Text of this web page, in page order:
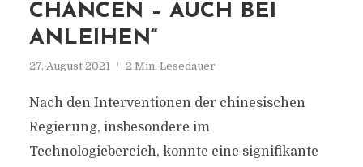
CHANCEN – AUCH BEI
ANLEIHEN“
27. August 2021 2 Min. Lesedauer
Nach den Interventionen der chinesischen
Regierung, insbesondere im
Technologiebereich, konnte eine signifikante